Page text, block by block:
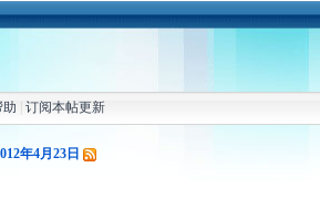
助 |订阅本帖更新
年4月23日